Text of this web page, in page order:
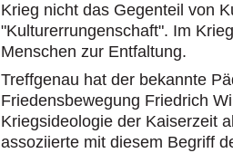
Krieg nicht das Gegenteil von
"Kulturerrungenschaft". Im
Menschen zur Entfaltung.
Treffgenau hat der bekannte
Friedensbewegung Friedrich
Kriegsideologie der Kaiserzeit
assoziierte mit diesem Begriff